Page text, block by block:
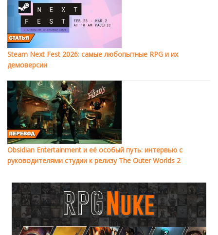
Steam Next Fest 2026: самые любопытные RPG и их
демоверсии
Obsidian Entertainment и её особый путь: интервью с
руководителями студии к релизу The Outer Worlds 2